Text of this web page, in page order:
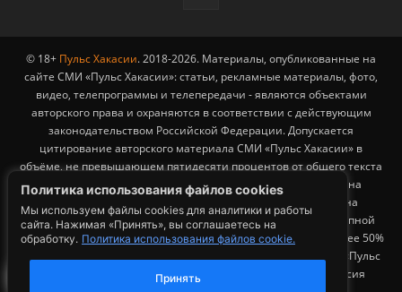
Политика использования файлов cookies
Мы используем файлы cookies для аналитики и работы
сайта. Нажимая «Принять», вы соглашаетесь на
обработку. Политика использования файлов cookie.
Принять
© 18+ Пульс Хакасии. 2018-2026. Материалы, опубликованные на
сайте СМИ «Пульс Хакасии»: статьи, рекламные материалы, фото,
видео, телепрограммы и телепередачи - являются объектами
авторского права и охраняются в соответствии с действующим
законодательством Российской Федерации. Допускается
цитирование авторского материала СМИ «Пульс Хакасии» в
объёме, не превышающем пятидесяти процентов от общего текста
публикации с обязательным размещением гиперссылки на
страницу заимствования материала. Гиперссылка должна
размещаться в тексте цитируемого материала и быть доступной
для индексации поисковыми системами. Заимствование более 50%
общего объема материала, опубликованного на сайте СМИ «Пульс
Хакасии», возможно исключительно с письменного согласия